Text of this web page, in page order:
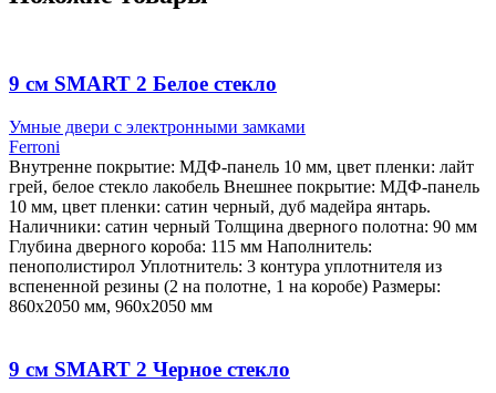
9 см SMART 2 Белое стекло
Умные двери с электронными замками
Ferroni
Внутренне покрытие: МДФ-панель 10 мм, цвет пленки: лайт
грей, белое стекло лакобель Внешнее покрытие: МДФ-панель
10 мм, цвет пленки: сатин черный, дуб мадейра янтарь.
Наличники: сатин черный Толщина дверного полотна: 90 мм
Глубина дверного короба: 115 мм Наполнитель:
пенополистирол Уплотнитель: 3 контура уплотнителя из
вспененной резины (2 на полотне, 1 на коробе) Размеры:
860х2050 мм, 960х2050 мм
9 см SMART 2 Черное стекло